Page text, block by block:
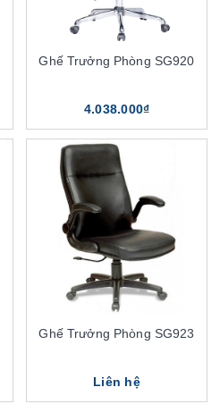
Ghế Trưởng Phòng SG920
4.038.000₫
Ghế Trưởng Phòng SG923
Liên hệ